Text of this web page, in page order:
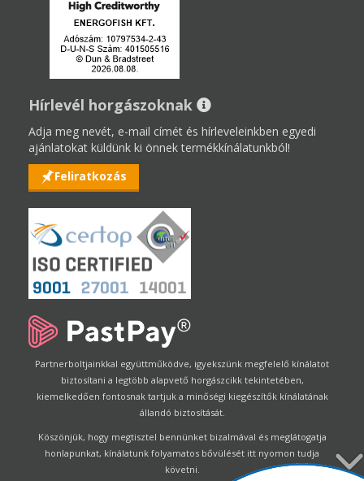
Hírlevél horgászoknak
Adja meg nevét, e-mail címét és hírleveleinkben egyedi
ajánlatokat küldünk ki önnek termékkínálatunkból!
Feliratkozás
Partnerboltjainkkal együttműködve, igyekszünk megfelelő kínálatot
biztosítani a legtöbb alapvető horgászcikk tekintetében,
kiemelkedően fontosnak tartjuk a minőségi kiegészítők kínálatának
állandó biztosítását.
Köszönjük, hogy megtisztel bennünket bizalmával és meglátogatja
honlapunkat, kínálatunk folyamatos bővülését itt nyomon tudja
követni.